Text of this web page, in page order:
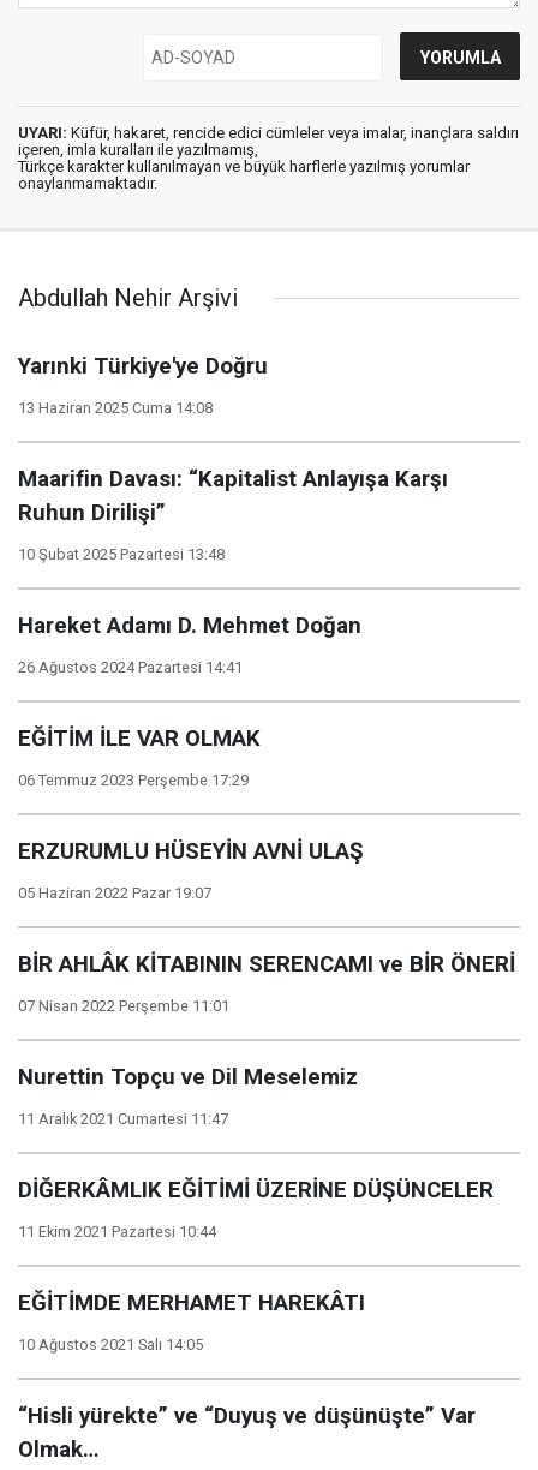
UYARI: Küfür, hakaret, rencide edici cümleler veya imalar, inançlara saldırı
içeren, imla kuralları ile yazılmamış,
Türkçe karakter kullanılmayan ve büyük harflerle yazılmış yorumlar
onaylanmamaktadır.
Abdullah Nehir Arşivi
Yarınki Türkiye'ye Doğru
13 Haziran 2025 Cuma 14:08
Maarifin Davası: “Kapitalist Anlayışa Karşı
Ruhun Dirilişi”
10 Şubat 2025 Pazartesi 13:48
Hareket Adamı D. Mehmet Doğan
26 Ağustos 2024 Pazartesi 14:41
EĞİTİM İLE VAR OLMAK
06 Temmuz 2023 Perşembe 17:29
ERZURUMLU HÜSEYİN AVNİ ULAŞ
05 Haziran 2022 Pazar 19:07
BİR AHLÂK KİTABININ SERENCAMI ve BİR ÖNERİ
07 Nisan 2022 Perşembe 11:01
Nurettin Topçu ve Dil Meselemiz
11 Aralık 2021 Cumartesi 11:47
DİĞERKÂMLIK EĞİTİMİ ÜZERİNE DÜŞÜNCELER
11 Ekim 2021 Pazartesi 10:44
EĞİTİMDE MERHAMET HAREKÂTI
10 Ağustos 2021 Salı 14:05
“Hisli yürekte” ve “Duyuş ve düşünüşte” Var
Olmak…